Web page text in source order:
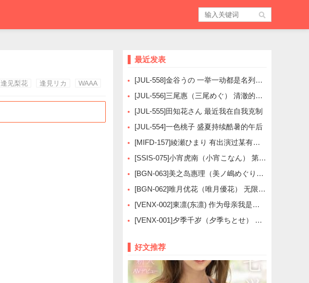
逢见梨花 逢見リカ WAAA
最近发表
[JUL-558]金谷うの 一举一动都是名列前茅
[JUL-556]三尾惠（三尾めぐ） 清澈的眼睛
[JUL-555]田知花さん 最近我在自我克制
[JUL-554]一色桃子 盛夏持续酷暑的午后
[MIFD-157]綾瀬ひまり 有出演过某有名偶像
[SSIS-075]小宵虎南（小宵こなん） 第一次摄影的时候明明很紧张
[BGN-063]美之岛惠理（美ノ嶋めぐり） 给予心跳的正统派
[BGN-062]唯月优花（唯月優花） 无限大的突破界限
[VENX-002]東凛(东凛) 作为母亲我是失格的
[VENX-001]夕季千岁（夕季ちとせ） 像是燃烧般的热情
好文推荐